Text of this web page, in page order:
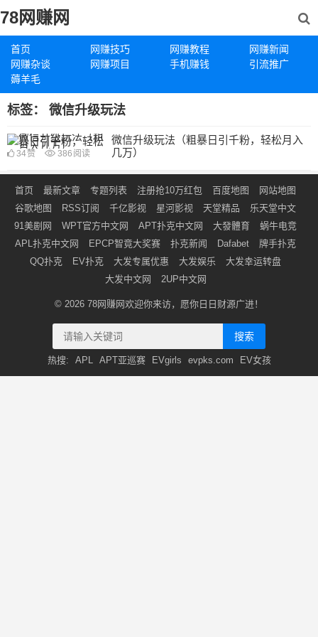
78网赚网
首页 网赚技巧 网赚教程
网赚新闻
网赚杂谈
网赚项目 手机赚钱
引流推广
薅羊毛
标签： 微信升级玩法
微信升级玩法（粗暴日引千粉，轻松月入
几万）
34赞 386 阅读
首页 最新文章 专题列表 注册抢10万红包 百度地图
网站地图
谷歌地图
RSS订阅 千亿影视 星河影视 天堂精品
乐天堂中文
91美剧网
WPT官方中文网 APT扑克中文网 大發體育
蜗牛电竞
APL扑克中文网
EPCP智竟大奖赛 扑克新闻 Dafabet
牌手扑克
QQ扑克
EV扑克 大发专属优惠 大发娱乐
大发幸运转盘
大发中文网
2UP中文网
© 2026 78网赚网欢迎你来访，愿你日日财源广进！
搜索
热搜: APL APT亚巡赛 EVgirls evpks.com EV女孩